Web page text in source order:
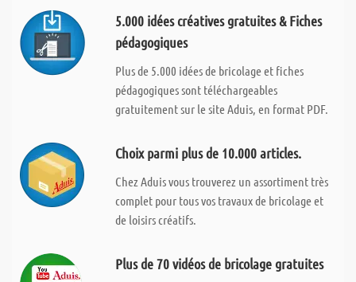
5.000 idées créatives gratuites & Fiches
pédagogiques
Plus de 5.000 idées de bricolage et fiches
pédagogiques sont téléchargeables
gratuitement sur le site Aduis, en format PDF.
Choix parmi plus de 10.000 articles.
Chez Aduis vous trouverez un assortiment très
complet pour tous vos travaux de bricolage et
de loisirs créatifs.
Plus de 70 vidéos de bricolage gratuites